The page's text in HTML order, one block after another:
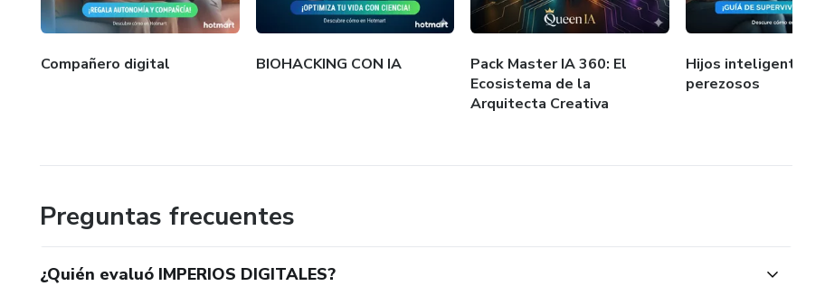
Compañero digital BIOHACKING CON IA
Pack Master IA 360: El
Ecosistema de la
Arquitecta Creativa
Hijos inteligentes no
perezosos
Preguntas frecuentes
¿Quién evaluó IMPERIOS DIGITALES?